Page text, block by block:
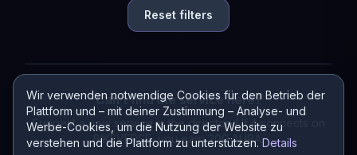
Wir verwenden notwendige Cookies für den Betrieb der
Plattform und – mit deiner Zustimmung – Analyse- und
Werbe-Cookies, um die Nutzung der Website zu
verstehen und die Plattform zu unterstützen. Details
Reset filters
Can't find the service here?
Suggest a new service in the directory! If it connects on
BIKEVERSE, you earn 200 AURA.